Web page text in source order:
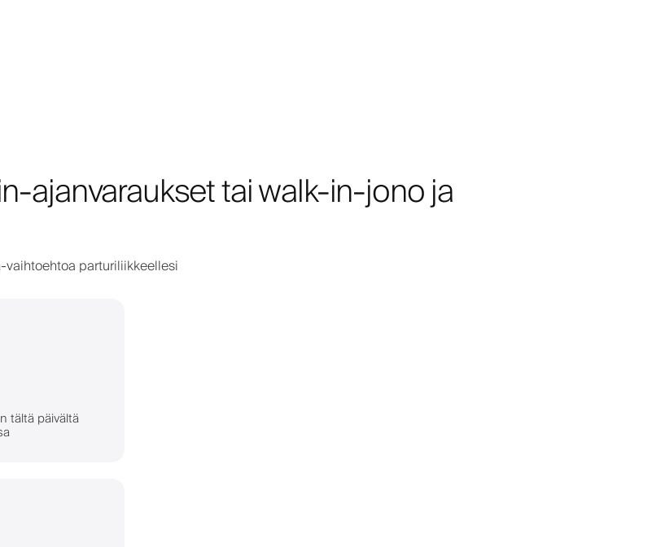
ajanvaraukset tai walk-in-jono ja
parturiliikkeellesi
tältä päivältä